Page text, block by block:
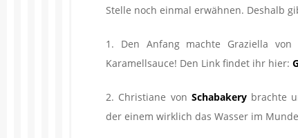
Stelle noch einmal erwähnen. Deshalb
1. Den Anfang machte Graziella von
Karamellsauce! Den Link findet ihr hier:
2. Christiane von Schabakerybrachte
der einem wirklich das Wasser im